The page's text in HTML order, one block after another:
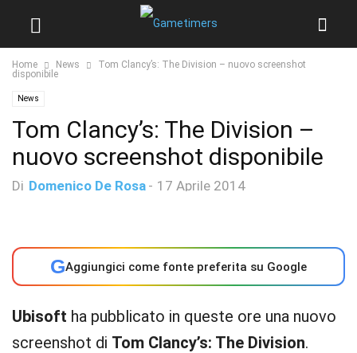
Home News
Tom Clancy’s: The Division – nuovo screenshot
disponibile
News
Tom Clancy’s: The Division –
nuovo screenshot disponibile
Di Domenico De Rosa - 17 Aprile 2014
GAggiungici come fonte preferita su Google
Ubisoft ha pubblicato in queste ore una nuovo
screenshot di Tom Clancy’s: The Division.